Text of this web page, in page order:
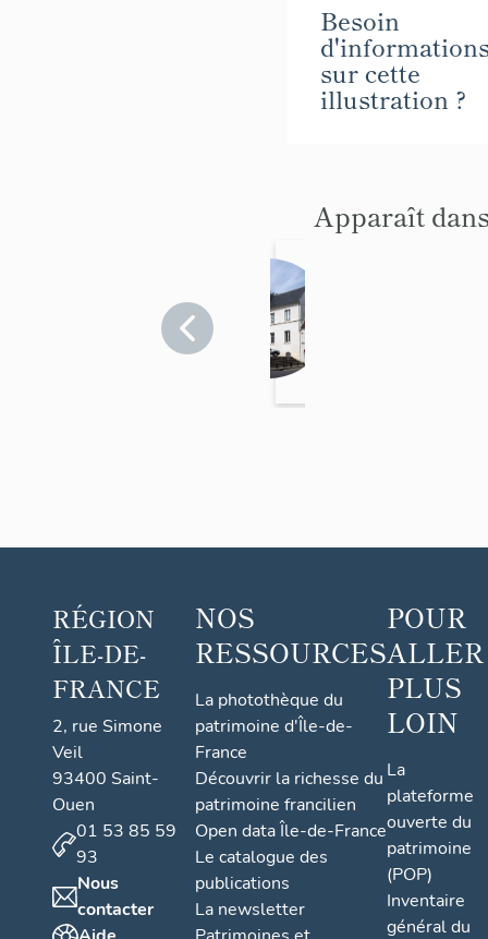
Besoin
sur cette
illustration ?
Apparaît
RÉGION
ÎLE-DE-
FRANCE
2, rue Simone
Veil
93400 Saint-
Ouen
01 53 85 59
93
Nous
contacter
NOS
RESSOURCES
La photothèque du
patrimoine d'Île-de-
France
Découvrir la richesse du
patrimoine francilien
Open data Île-de-France
Le catalogue des
publications
La newsletter
POUR
ALLER
PLUS
LOIN
La
plateforme
ouverte du
patrimoine
(POP)
Inventaire
général du